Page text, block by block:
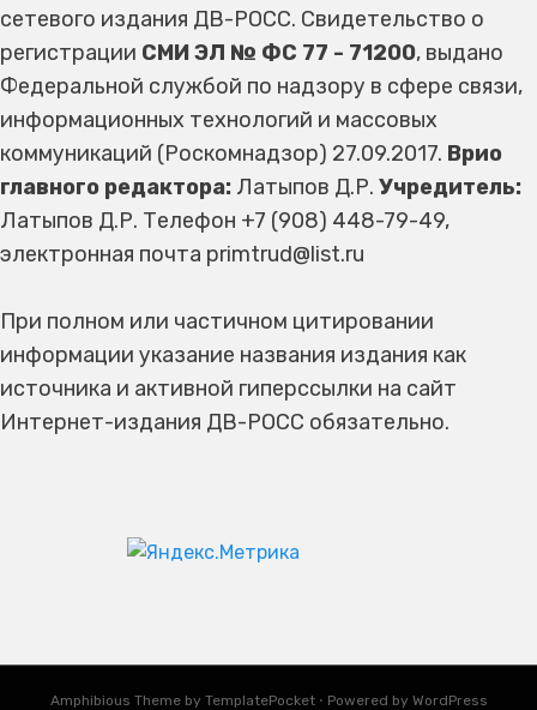
сетевого издания ДВ-РОСС. Свидетельство о
регистрации СМИ ЭЛ № ФС 77 - 71200, выдано
Федеральной службой по надзору в сфере связи,
информационных технологий и массовых
коммуникаций (Роскомнадзор) 27.09.2017. Врио
главного редактора: Латыпов Д.Р. Учредитель:
Латыпов Д.Р. Телефон +7 (908) 448-79-49,
электронная почта primtrud@list.ru
При полном или частичном цитировании
информации указание названия издания как
источника и активной гиперссылки на сайт
Интернет-издания ДВ-РОСС обязательно.
Amphibious Theme by TemplatePocket ⋅ Powered by WordPress